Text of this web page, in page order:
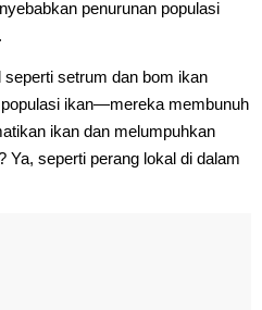
penurunan populasi
setrum dan bom ikan
ikan—mereka membunuh
ikan dan melumpuhkan
Ya, seperti perang lokal di dalam